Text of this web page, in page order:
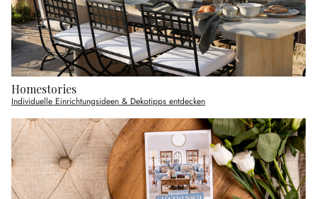
Homestories
Individuelle Einrichtungsideen & Dekotipps entdecken